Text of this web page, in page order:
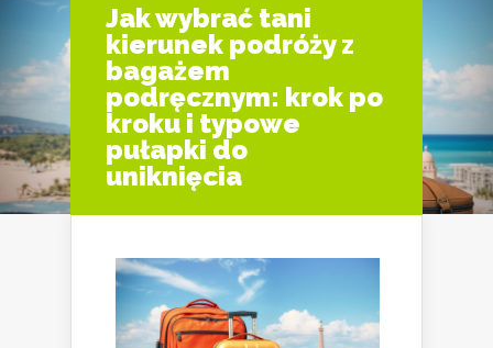
Jak wybrać tani
kierunek podróży z
bagażem
podręcznym: krok po
kroku i typowe
pułapki do
uniknięcia